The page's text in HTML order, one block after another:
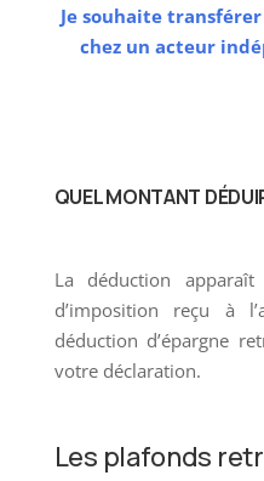
Je souhaite
chez un acteur
QUEL MONTANT
La déduction
d’imposition reçu à
déduction d’épargne
votre déclaration.
Les plafonds